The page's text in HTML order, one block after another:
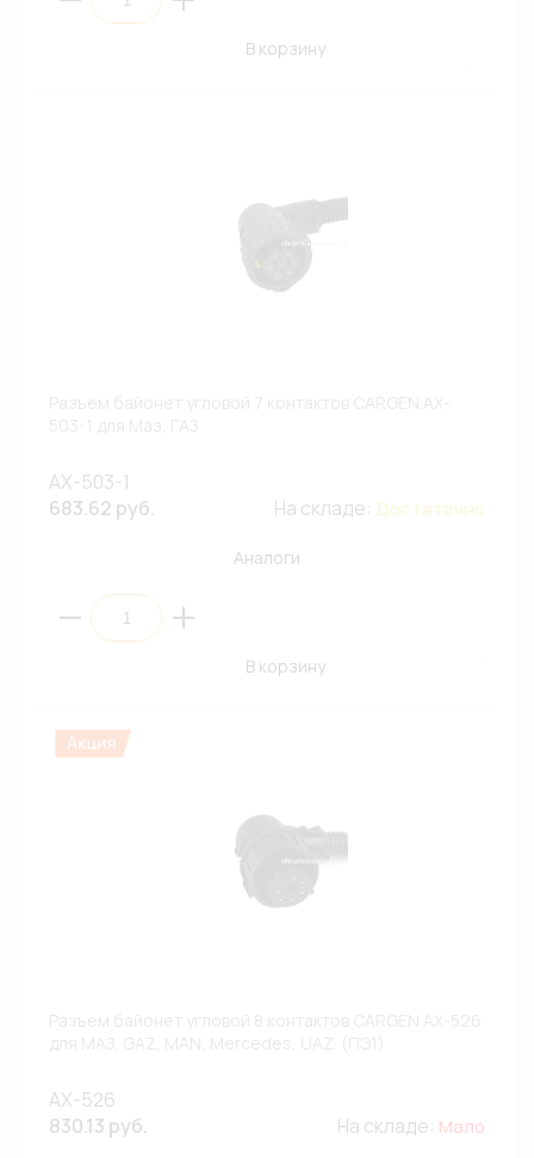
В корзину
AX-503-1
683.62 руб.
На складе: Достаточно
Аналоги
В корзину
AX-526
830.13 руб.
На складе: Мало